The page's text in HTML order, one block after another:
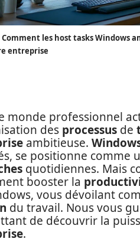
Comment les host tasks Windows
entreprise
monde professionnel
des processus de
ambitieuse.
se positionne comme
quotidiennes. Mais
booster la
vous dévoilant
du travail. Nous vous
de découvrir la
.